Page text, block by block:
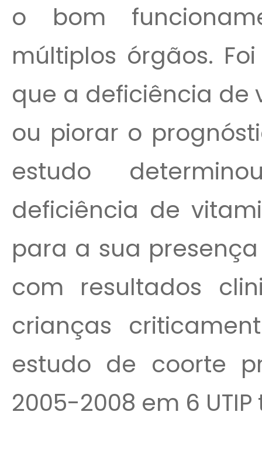
o bom
múltiplos órgãos.
que a deficiência de
ou piorar o
estudo
deficiência de
para a sua
com resultados
crianças
estudo de coorte
2005-2008 em 6